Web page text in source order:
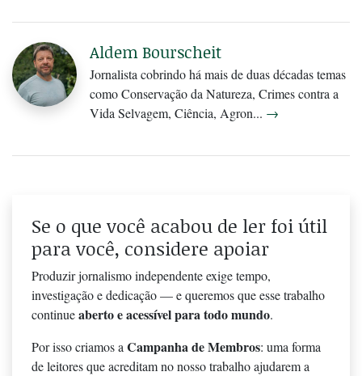
Aldem Bourscheit
Jornalista cobrindo há mais de duas décadas temas
como Conservação da Natureza, Crimes contra a
Vida Selvagem, Ciência, Agron... →
Se o que você acabou de ler foi útil
para você, considere apoiar
Produzir jornalismo independente exige tempo,
investigação e dedicação — e queremos que esse trabalho
continueaberto e acessível para todo mundo.
Por isso criamos aCampanha de Membros: uma forma
de leitores que acreditam no nosso trabalho ajudarem a